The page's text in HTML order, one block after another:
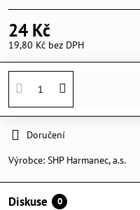
24 Kč
19,80 Kč bez DPH
Doručení
Výrobce: SHP Harmanec, a.s.
Diskuse 0